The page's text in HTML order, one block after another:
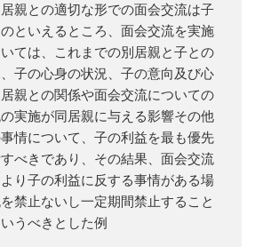
親との適切な形での面会交流は子
といえるところ、面会交流を実施
ては、これまでの別居親と子との
子の心身の状況、子の意向及び心
親との関係や面会交流についての
実施が同居親に与える影響その他
情について、子の利益を最も優先
べきであり、その結果、面会交流
り子の利益に反する事情がある場
禁止ないし一定期間禁止すること
うべきとした例